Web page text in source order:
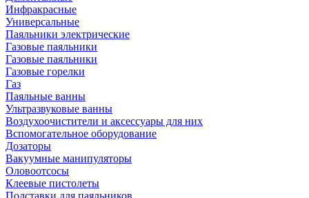
Инфракрасные
Универсальные
Паяльники электрические
Газовые паяльники
Газовые паяльники
Газовые горелки
Газ
Паяльные ванны
Ультразвуковые ванны
Воздухоочистители и аксессуары для них
Вспомогательное оборудование
Дозаторы
Вакуумные манипуляторы
Оловоотсосы
Клеевые пистолеты
Подставки для паяльников